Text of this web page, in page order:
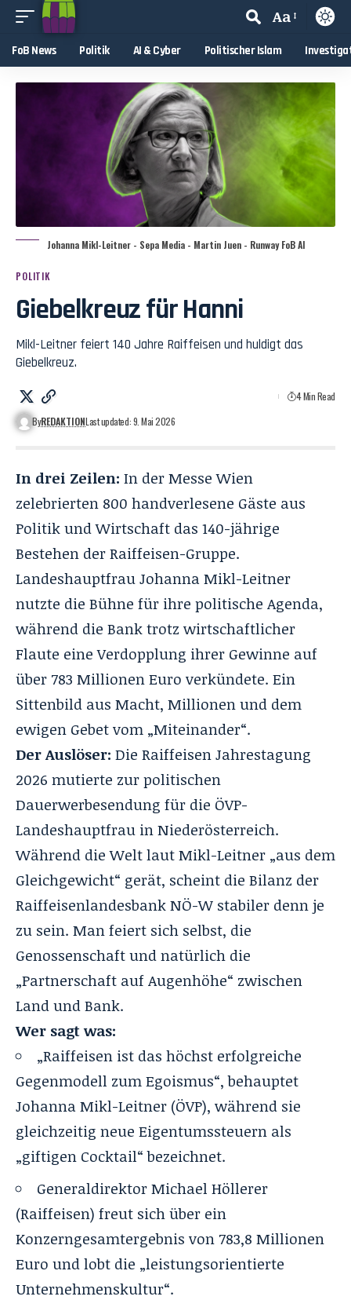
Aa
FoB News Politik AI & Cyber Politischer Islam
Johanna Mikl-Leitner - Sepa Media - Martin Juen - Runway FoB AI
POLITIK
Giebelkreuz für Hanni
Mikl-Leitner feiert 140 Jahre Raiffeisen und huldigt das
Giebelkreuz.
ByREDAKTIONLast updated: 9. Mai 2026
4 Min Read
In drei Zeilen: In der Messe Wien
zelebrierten 800 handverlesene Gäste aus
Politik und Wirtschaft das 140-jährige
Bestehen der Raiffeisen-Gruppe.
Landeshauptfrau Johanna Mikl-Leitner
nutzte die Bühne für ihre politische Agenda,
während die Bank trotz wirtschaftlicher
Flaute eine Verdopplung ihrer Gewinne auf
über 783 Millionen Euro verkündete. Ein
Sittenbild aus Macht, Millionen und dem
ewigen Gebet vom „Miteinander“.
Der Auslöser: Die Raiffeisen Jahrestagung
2026 mutierte zur politischen
Dauerwerbesendung für die ÖVP-
Landeshauptfrau in Niederösterreich.
Während die Welt laut Mikl-Leitner „aus dem
Gleichgewicht“ gerät, scheint die Bilanz der
Raiffeisenlandesbank NÖ-W stabiler denn je
zu sein. Man feiert sich selbst, die
Genossenschaft und natürlich die
„Partnerschaft auf Augenhöhe“ zwischen
Land und Bank.
Wer sagt was:
„Raiffeisen ist das höchst erfolgreiche
Gegenmodell zum Egoismus“, behauptet
Johanna Mikl-Leitner (ÖVP), während sie
gleichzeitig neue Eigentumssteuern als
„giftigen Cocktail“ bezeichnet.
Generaldirektor Michael Höllerer
(Raiffeisen) freut sich über ein
Konzerngesamtergebnis von 783,8 Millionen
Euro und lobt die „leistungsorientierte
Unternehmenskultur“.